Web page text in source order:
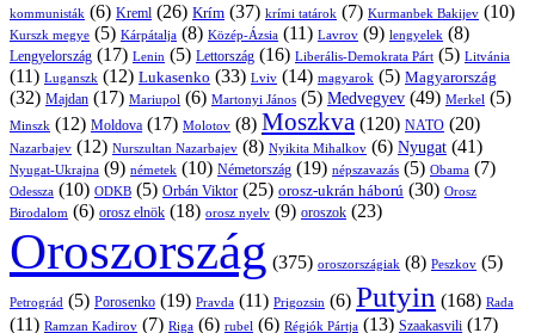
kommunisták (6) Kreml (26) Krím (37) krími tatárok (7) Kurmanbek Bakijev (10)
Kurszk megye (5) Kárpátalja (8) Közép-Ázsia (11) Lavrov (9) lengyelek (8)
Lengyelország (17) Lenin (5) Lettország (16) Liberális-Demokrata Párt (5) Litvánia
(11) Luganszk (12) Lukasenko (33) Lviv (14) magyarok (5) Magyarország
(32) Majdan (17) Mariupol (6) Martonyi János (5) Medvegyev (49) Merkel (5)
Minszk (12) Moldova (17) Molotov (8) Moszkva (120) NATO (20)
Nazarbajev (12) Nurszultan Nazarbajev (8) Nyikita Mihalkov (6) Nyugat (41)
Nyugat-Ukrajna (9) németek (10) Németország (19) népszavazás (5) Obama (7)
Odessza (10) ODKB (5) Orbán Viktor (25) orosz-ukrán háború (30) Orosz
Birodalom (6) orosz elnök (18) orosz nyelv (9) oroszok (23)
Oroszország (375) oroszországiak (8) Peszkov (5)
Petrográd (5) Porosenko (19) Pravda (11) Prigozsin (6) Putyin (168) Rada
(11) Ramzan Kadirov (7) Riga (6) rubel (6) Régiók Pártja (13) Szaakasvili (17)